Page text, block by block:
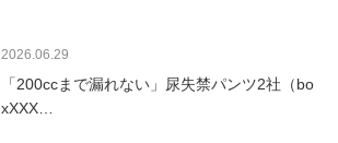
2026.06.29
「200ccまで漏れない」尿失禁パンツ2社（bo
xXXX…